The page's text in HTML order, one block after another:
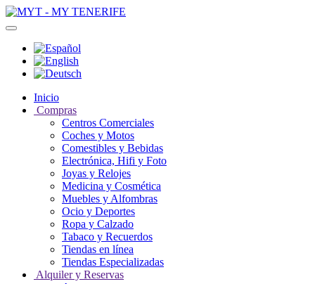
Inicio
Compras
Centros Comerciales
Coches y Motos
Comestibles y Bebidas
Electrónica, Hifi y Foto
Joyas y Relojes
Medicina y Cosmética
Muebles y Alfombras
Ocio y Deportes
Ropa y Calzado
Tabaco y Recuerdos
Tiendas en línea
Tiendas Especializadas
Alquiler y Reservas